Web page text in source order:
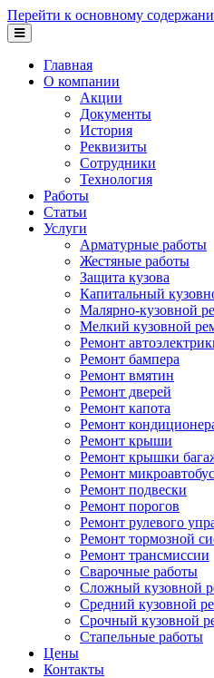
Перейти к основному
Главная
О компании
Акции
Документы
История
Реквизиты
Сотрудники
Технология
Работы
Статьи
Услуги
Арматурные работы
Жестяные работы
Защита кузова
Капитальный
Малярно-кузовной
Мелкий кузовной
Ремонт
Ремонт бампера
Ремонт вмятин
Ремонт дверей
Ремонт капота
Ремонт
Ремонт крыши
Ремонт крышки
Ремонт
Ремонт подвески
Ремонт порогов
Ремонт рулевого
Ремонт тормозной
Ремонт трансмиссии
Сварочные работы
Сложный кузовной
Средний кузовной
Срочный кузовной
Стапельные работы
Цены
Контакты